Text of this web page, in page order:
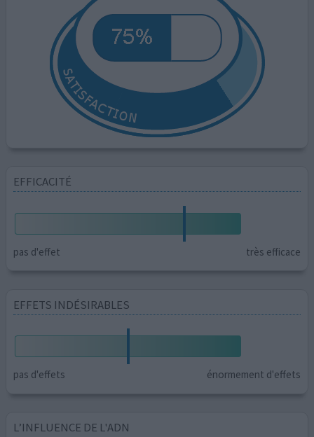
EFFICACITÉ
pas d'effet très efficace
EFFETS INDÉSIRABLES
pas d'effets énormement d'effets
L’INFLUENCE DE L'ADN